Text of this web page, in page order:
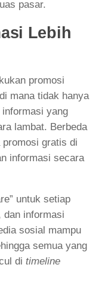
pasar.
Lebih
promosi
mana tidak hanya
yang
lambat. Berbeda
gratis di
informasi secara
untuk setiap
dan informasi
sosial mampu
semua yang
di timeline